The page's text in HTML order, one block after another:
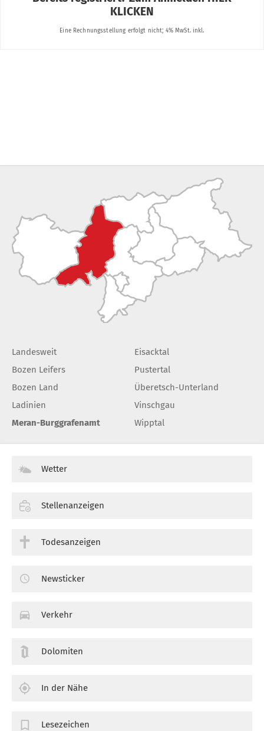
Landesweit
Bozen Leifers
Bozen Land
Ladinien
Meran-Burggrafenamt
Eisacktal
Pustertal
Überetsch-Unterland
Vinschgau
Wipptal
Wetter
Stellenanzeigen
Todesanzeigen
Newsticker
Verkehr
Dolomiten
In der Nähe
Lesezeichen